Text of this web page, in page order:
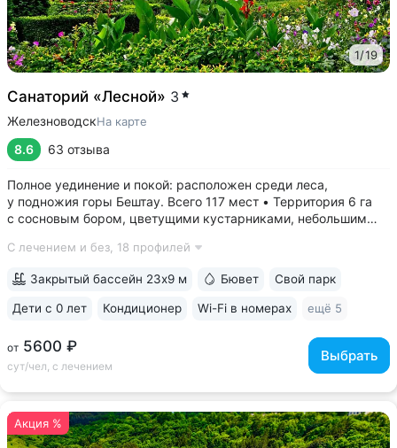
1/19
Санаторий «Лесной» 3
ЖелезноводскНа карте
8.6 63 отзыва
Полное уединение и покой: расположен среди леса,
у подножия горы Бештау. Всего 117 мест • Территория 6 га
с сосновым бором, цветущими кустарниками, небольшим
Собственная сеть терренкуров, проложенных по лесу
С лечением и без, 18 профилей
от 5600 ₽
сут/чел, с лечением
Выбрать
Закрытый бассейн 23х9 м Бювет Свой парк
Дети с 0 лет Кондиционер Wi-Fi в номерах ещё 5
Акция %